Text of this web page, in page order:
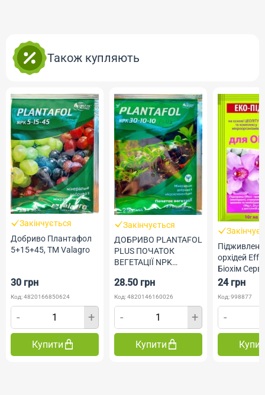
Також купляють
Закінчується
Добриво Плантафол
5+15+45, ТМ Valagro
30 грн
Код: 4820166850624
- +
Купити
Закінчується
ДОБРИВО PLANTAFOL
PLUS ПОЧАТОК
ВЕГЕТАЦІЇ NPK
VALAGRO
28.50 грн
Код: 4820146160026
- +
Купити
орхідей
Біохім
24 грн
Код: 998877
-